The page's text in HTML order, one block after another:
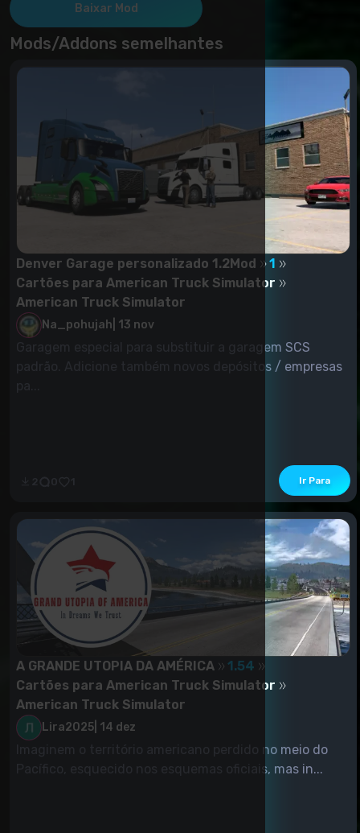
Baixar Mod
Mods/Addons semelhantes
Denver Garage personalizado 1.2Mod
1
Cartões para American Truck Simulator
American Truck Simulator
Na_pohujah 13 nov
Garagem especial para substituir a garagem SCS
padrão. Adicione também novos depósitos / empresas
Ir Para
A GRANDE UTOPIA DA AMÉRICA
1.54
Cartões para American Truck Simulator
American Truck Simulator
Lira2025 14 dez
Imaginem o território americano perdido no meio do
Pacífico, esquecido nos esquemas oficiais, mas in...